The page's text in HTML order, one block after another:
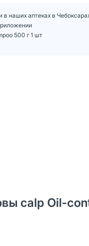
наших аптеках в
500 г 1 шт
calp Oil-